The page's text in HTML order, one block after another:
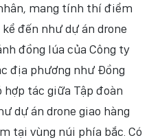
mang tính thí điểm
đến như dự án drone
đồng lúa của Công ty
địa phương như Đồng
hợp tác giữa Tập đoàn
dự án drone giao hàng
tại vùng núi phía bắc. Có